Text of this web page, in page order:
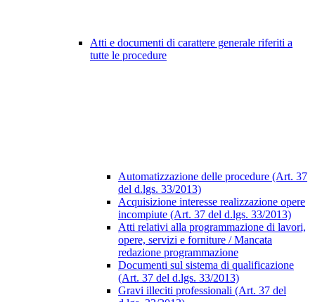
Atti e documenti di carattere generale riferiti a
tutte le procedure
Automatizzazione delle procedure (Art. 37
del d.lgs. 33/2013)
Acquisizione interesse realizzazione opere
incompiute (Art. 37 del d.lgs. 33/2013)
Atti relativi alla programmazione di lavori,
opere, servizi e forniture / Mancata
redazione programmazione
Documenti sul sistema di qualificazione
(Art. 37 del d.lgs. 33/2013)
Gravi illeciti professionali (Art. 37 del